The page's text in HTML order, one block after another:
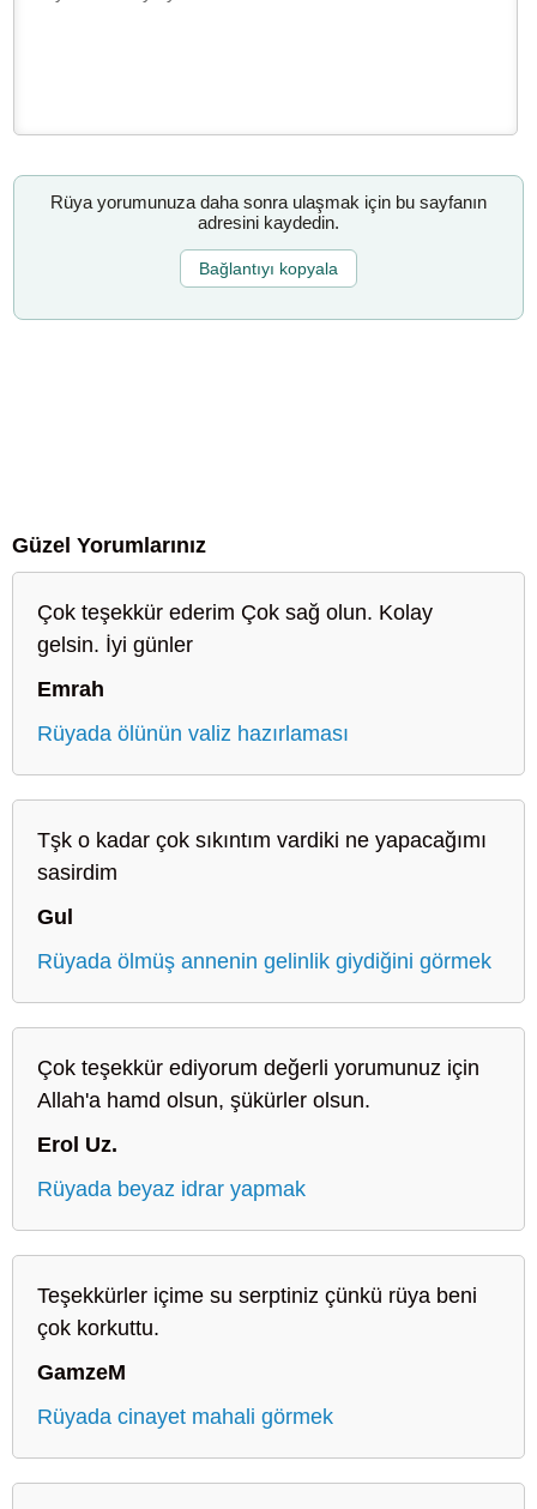
Rüya yorumunuza daha sonra ulaşmak için bu sayfanın
adresini kaydedin.
Bağlantıyı kopyala
Güzel Yorumlarınız
Çok teşekkür ederim Çok sağ olun. Kolay
gelsin. İyi günler
Emrah
Rüyada ölünün valiz hazırlaması
Tşk o kadar çok sıkıntım vardiki ne yapacağımı
sasirdim
Gul
Rüyada ölmüş annenin gelinlik giydiğini görmek
Çok teşekkür ediyorum değerli yorumunuz için
Allah'a hamd olsun, şükürler olsun.
Erol Uz.
Rüyada beyaz idrar yapmak
Teşekkürler içime su serptiniz çünkü rüya beni
çok korkuttu.
GamzeM
Rüyada cinayet mahali görmek